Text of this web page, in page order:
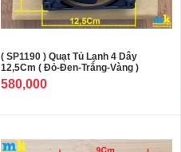
( SP1190 ) Quạt Tủ Lạnh 4 Dây
12,5Cm ( Đỏ-Đen-Trắng-Vàng )
580,000